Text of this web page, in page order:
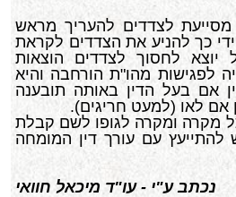
לצדדים להעריך מראש
כך להניע את הצדדים לקראת
יוצא לחסוך לצדדים הוצאות
לפגישות מהו"ת הורחבה והיא
אם בעל הדין באותה תובענה
אם לאו (למעט חריגים).
מקרה ומקרה לגופו לשם קבלת
עם עורך דין המומחה
נכתב ע"י - עו"ד מיכאל חוואי